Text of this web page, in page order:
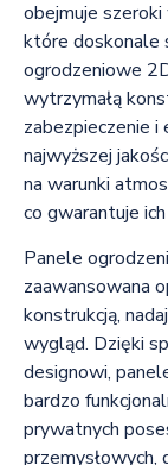
obejmuje
które doskonale
ogrodzeniowe
wytrzymałą
zabezpieczenie
najwyższej
na warunki
co gwarantuje
Panele
zaawansowana
konstrukcją,
wygląd. Dzięki
designowi,
bardzo
prywatnych